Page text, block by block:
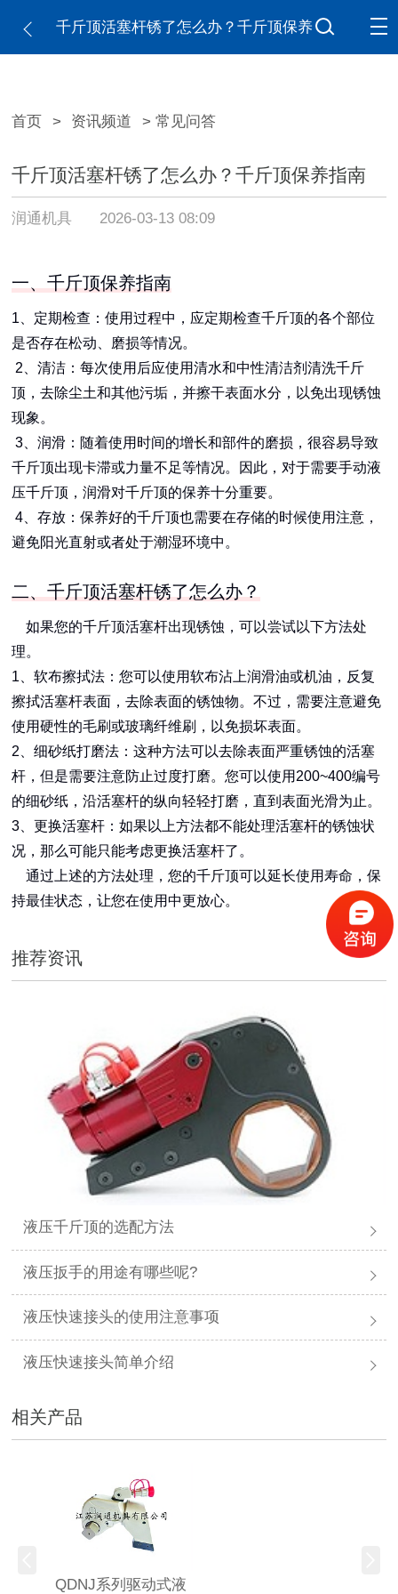
千斤顶活塞杆锈了怎么办？千斤顶保养
首页 > 资讯频道 > 常见问答
千斤顶活塞杆锈了怎么办？千斤顶保养指南
润通机具 2026-03-13 08:09
一、千斤顶保养指南
1、定期检查：使用过程中，应定期检查千斤顶的各个部位
是否存在松动、磨损等情况。
2、清洁：每次使用后应使用清水和中性清洁剂清洗千斤
顶，去除尘土和其他污垢，并擦干表面水分，以免出现锈蚀
现象。
3、润滑：随着使用时间的增长和部件的磨损，很容易导致
千斤顶出现卡滞或力量不足等情况。因此，对于需要手动液
压千斤顶，润滑对千斤顶的保养十分重要。
4、存放：保养好的千斤顶也需要在存储的时候使用注意，
避免阳光直射或者处于潮湿环境中。
二、千斤顶活塞杆锈了怎么办？
如果您的千斤顶活塞杆出现锈蚀，可以尝试以下方法处
理。
1、软布擦拭法：您可以使用软布沾上润滑油或机油，反复
擦拭活塞杆表面，去除表面的锈蚀物。不过，需要注意避免
使用硬性的毛刷或玻璃纤维刷，以免损坏表面。
2、细砂纸打磨法：这种方法可以去除表面严重锈蚀的活塞
杆，但是需要注意防止过度打磨。您可以使用200~400编号
的细砂纸，沿活塞杆的纵向轻轻打磨，直到表面光滑为止。
3、更换活塞杆：如果以上方法都不能处理活塞杆的锈蚀状
况，那么可能只能考虑更换活塞杆了。
通过上述的方法处理，您的千斤顶可以延长使用寿命，保
持最佳状态，让您在使用中更放心。
推荐资讯
液压千斤顶的选配方法
液压扳手的用途有哪些呢?
液压快速接头的使用注意事项
液压快速接头简单介绍
相关产品
QDNJ系列驱动式液